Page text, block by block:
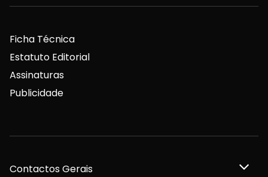
Ficha Técnica
Estatuto Editorial
Assinaturas
Publicidade
Contactos Gerais